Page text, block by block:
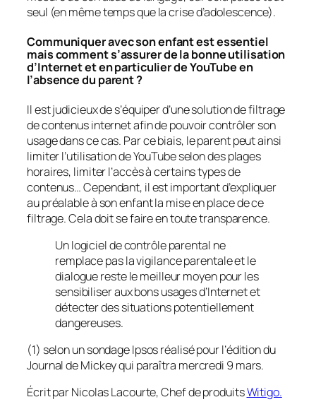
seul (en même temps que la crise d’adolescence).
Communiquer avec son enfant est essentiel
mais comment s’assurer de la bonne utilisation
d’Internet et en particulier de YouTube en
l’absence du parent ?
Il est judicieux de s’équiper d’une solution de filtrage
de contenus internet afin de pouvoir contrôler son
usage dans ce cas. Par ce biais, le parent peut ainsi
limiter l’utilisation de YouTube selon des plages
horaires, limiter l’accès à certains types de
contenus… Cependant, il est important d’expliquer
au préalable à son enfant la mise en place de ce
filtrage. Cela doit se faire en toute transparence.
Un logiciel de contrôle parental ne
remplace pas la vigilance parentale et le
dialogue reste le meilleur moyen pour les
sensibiliser aux bons usages d’Internet et
détecter des situations potentiellement
dangereuses.
(1) selon un sondage Ipsos réalisé pour l’édition du
Journal de Mickey qui paraîtra mercredi 9 mars.
Écrit par Nicolas Lacourte, Chef de produitsWitigo.